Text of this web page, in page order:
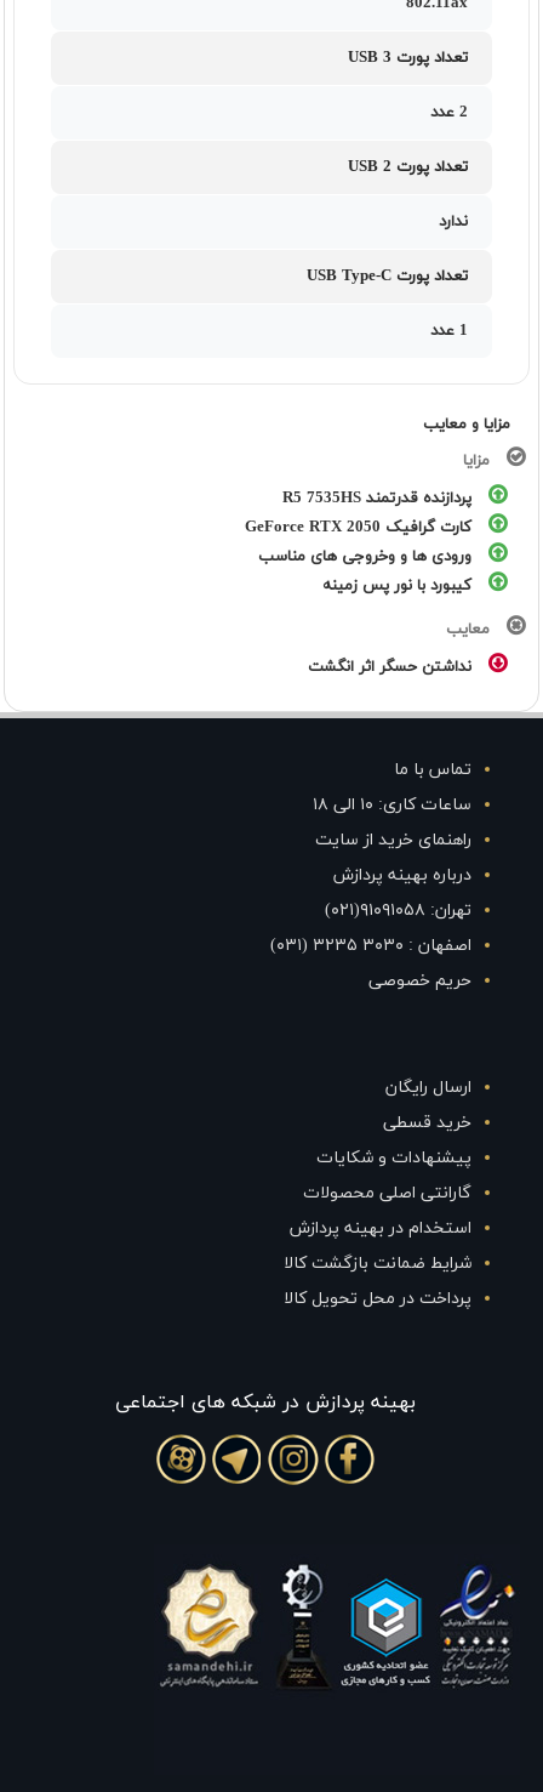
تعداد پورت USB 3
2 عدد
تعداد پورت USB 2
ندارد
تعداد پورت USB Type-C
1 عدد
مزایا و معایب
مزایا
پردازنده قدرتمند R5 7535HS
کارت گرافیک GeForce RTX 2050
ورودی ها و وخروجی های مناسب
کیبورد با نور پس زمینه
معایب
نداشتن حسگر اثر انگشت
تماس با ما
ساعات کاری: ۱۰ الی ۱۸
راهنمای خرید از سایت
درباره بهینه پردازش
تهران: ۹۱۰۹۱۰۵۸(۰۲۱)
اصفهان : ۳۰۳۰ ۳۲۳۵ (۰۳۱)
حریم خصوصی
ارسال رایگان
خرید قسطی
پیشنهادات و شکایات
گارانتی اصلی محصولات
استخدام در بهینه پردازش
شرایط ضمانت بازگشت کالا
پرداخت در محل تحویل کالا
بهينه پردازش در شبکه های اجتماعی